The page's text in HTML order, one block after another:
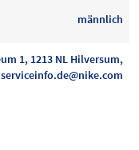
männlich
1, 1213 NL Hilversum,